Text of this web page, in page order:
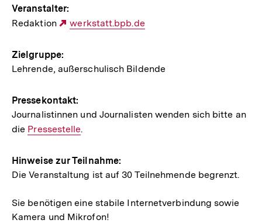
Veranstalter:
Redaktion
Externer
werkstatt.bpb.de
Zielgruppe:
Lehrende, außerschulisch Bildende
Pressekontakt:
Journalistinnen und Journalisten wenden sich bitte an
die Interner
Pressestelle.
Hinweise zur Teilnahme:
Die Veranstaltung ist auf 30 Teilnehmende begrenzt.
Sie benötigen eine stabile Internetverbindung sowie
Kamera und Mikrofon!